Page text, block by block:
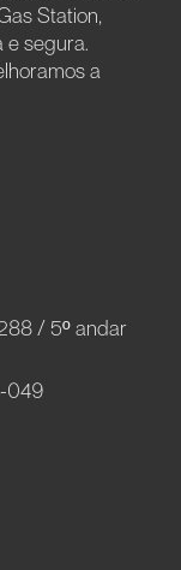
Station,
segura.
a
/ 5º andar
049